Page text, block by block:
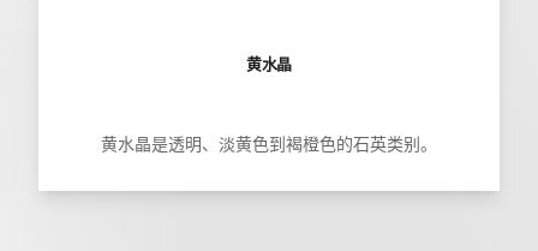
黄水晶
黄水晶是透明、淡黄色到褐橙色的石英类别。